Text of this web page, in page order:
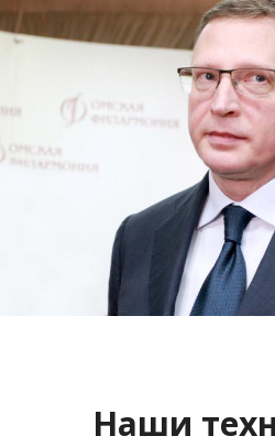
Сайт кандидата в
Буркова
Смотреть
Наши